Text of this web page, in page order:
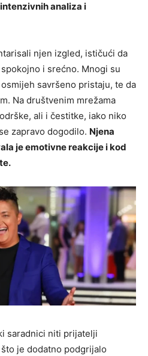
analiza i
njen izgled, ističući da
i srećno. Mnogi su
savršeno pristaju, te da
Na društvenim mrežama
ali i čestitke, iako niko
zapravo dogodilo. Njena
je emotivne reakcije i kod
saradnici niti prijatelji
je dodatno podgrijalo